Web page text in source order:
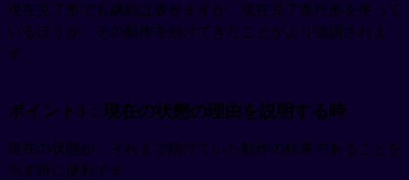
現在完了形でも継続は表せますが、現在完了進行形を使って
いるほうが、その動作を続けてきたことがより強調されま
す。
ポイント3：現在の状態の理由を説明する時
現在の状態が、それまで続けていた動作の結果であることを
示す時に便利です。